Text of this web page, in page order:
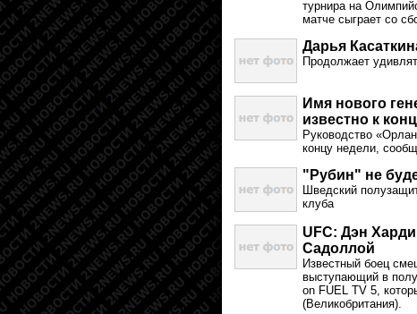
турнира на
матче сыграет со
Дарья
Продолжает
Имя нового
известно к
Руководство
концу недели,
"Рубин" не
Шведский
клуба
UFC: Дэн
Садоллой
Известный боец
выступающий в
on FUEL TV 5,
(Великобритания).